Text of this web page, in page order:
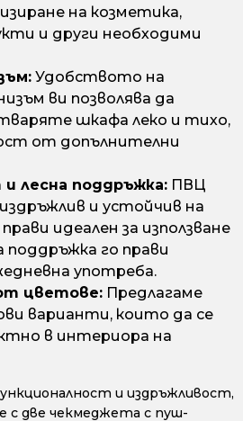
на козметика,
и други необходими
Удобството на
ви позволява да
шкафа леко и тихо,
от допълнителни
лесна поддръжка: ПВЦ
и устойчив на
идеален за използване
поддръжка го прави
употреба.
цветове: Предлагаме
варианти, които да се
в интериора на
и издръжливост,
две чекмеджета с пуш-